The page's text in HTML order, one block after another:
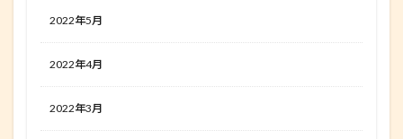
2022年5月
2022年4月
2022年3月